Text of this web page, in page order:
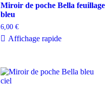
Miroir de poche Bella feuillage
bleu
6,00 €
Affichage rapide